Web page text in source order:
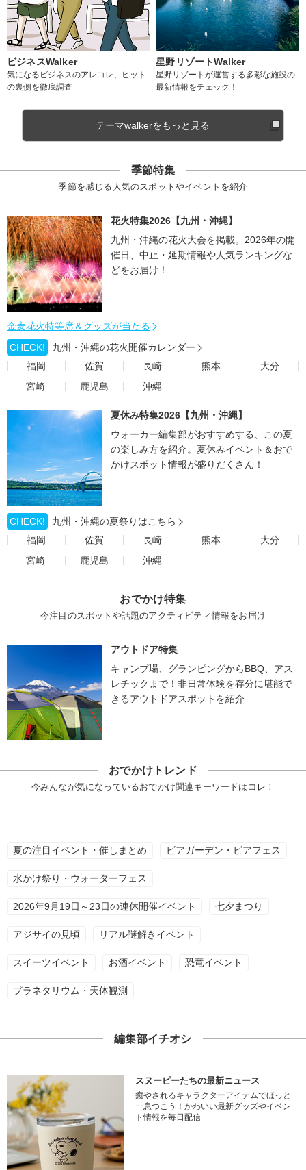
ビジネスWalker
気になるビジネスのアレコレ、ヒット
の裏側を徹底調査
星野リゾートWalker
星野リゾートが運営する多彩な施設の
最新情報をチェック！
テーマwalkerをもっと見る
季節特集
季節を感じる人気のスポットやイベントを紹介
花火特集2026【九州・沖縄】
九州・沖縄の花火大会を掲載。2026年の開
催日、中止・延期情報や人気ランキングな
どをお届け！
金麦花火特等席＆グッズが当たる
CHECK!
九州・沖縄の花火開催カレンダー
福岡
佐賀 長崎 熊本
大分
宮崎
鹿児島 沖縄
夏休み特集2026【九州・沖縄】
ウォーカー編集部がおすすめする、この夏
の楽しみ方を紹介。夏休みイベント＆おで
かけスポット情報が盛りだくさん！
CHECK!
九州・沖縄の夏祭りはこちら
福岡
佐賀 長崎 熊本
大分
宮崎
鹿児島 沖縄
おでかけ特集
今注目のスポットや話題のアクティビティ情報をお届け
アウトドア特集
キャンプ場、グランピングからBBQ、アス
レチックまで！非日常体験を存分に堪能で
きるアウトドアスポットを紹介
おでかけトレンド
今みんなが気になっているおでかけ関連キーワードはコレ！
夏の注目イベント・催しまとめ ビアガーデン・ビアフェス
水かけ祭り・ウォーターフェス
2026年9月19日～23日の連休開催イベント 七夕まつり
アジサイの見頃 リアル謎解きイベント
スイーツイベント お酒イベント 恐竜イベント
プラネタリウム・天体観測
編集部イチオシ
スヌーピーたちの最新ニュース
癒やされるキャラクターアイテムでほっと
一息つこう！かわいい最新グッズやイベン
ト情報を毎日配信